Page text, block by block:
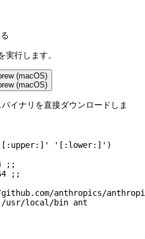
行します。
(macOS)
(macOS)
イナリを直接ダウンロードしま
'[:lower:]' )
;;
;;
anthropics/
/usr/local/bin ant